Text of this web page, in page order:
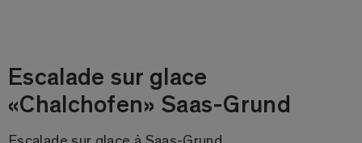
Escalade sur glace
«Chalchofen» Saas-Grund